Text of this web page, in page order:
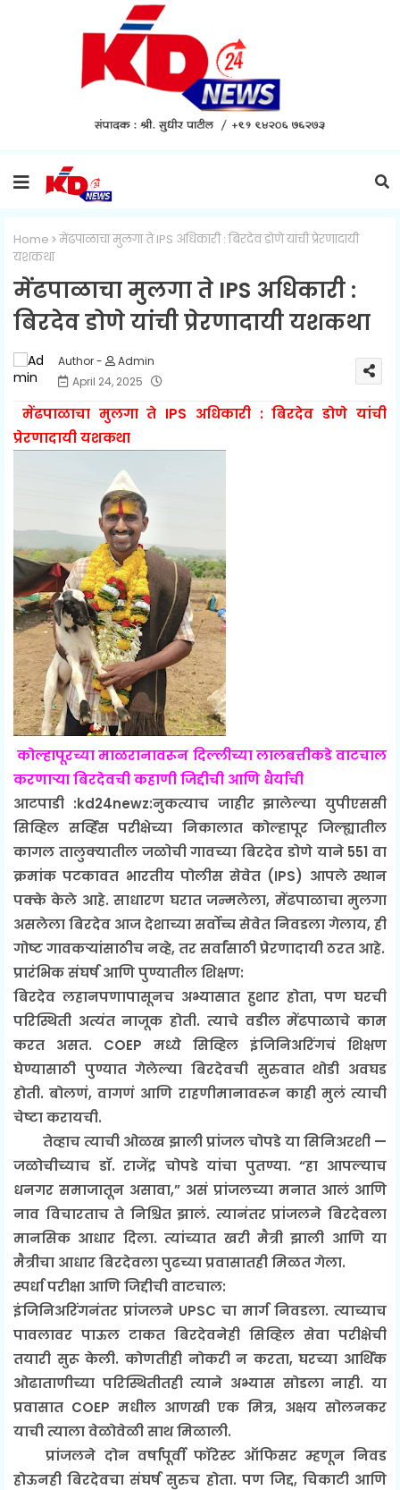
Home
मेंढपाळाचा मुलगा ते IPS अधिकारी : बिरदेव डोणे यांची प्रेरणादायी
यशकथा
मेंढपाळाचा मुलगा ते IPS अधिकारी :
बिरदेव डोणे यांची प्रेरणादायी यशकथा
Admin
April 24, 2025
मेंढपाळाचा मुलगा ते IPS अधिकारी : बिरदेव डोणे यांची
प्रेरणादायी यशकथा
कोल्हापूरच्या माळरानावरून दिल्लीच्या लालबत्तीकडे वाटचाल
करणाऱ्या बिरदेवची कहाणी जिद्दीची आणि धैर्याची
आटपाडी :kd24newz:नुकत्याच जाहीर झालेल्या युपीएससी
सिव्हिल सर्व्हिस परीक्षेच्या निकालात कोल्हापूर जिल्ह्यातील
कागल तालुक्यातील जळोची गावच्या बिरदेव डोणे याने 551 वा
क्रमांक पटकावत भारतीय पोलीस सेवेत (IPS) आपले स्थान
पक्के केले आहे. साधारण घरात जन्मलेला, मेंढपाळाचा मुलगा
असलेला बिरदेव आज देशाच्या सर्वोच्च सेवेत निवडला गेलाय, ही
गोष्ट गावकऱ्यांसाठीच नव्हे, तर सर्वांसाठी प्रेरणादायी ठरत आहे.
प्रारंभिक संघर्ष आणि पुण्यातील शिक्षण:
बिरदेव लहानपणापासूनच अभ्यासात हुशार होता, पण घरची
परिस्थिती अत्यंत नाजूक होती. त्याचे वडील मेंढपाळाचे काम
करत असत. COEP मध्ये सिव्हिल इंजिनिअरिंगचं शिक्षण
घेण्यासाठी पुण्यात गेलेल्या बिरदेवची सुरुवात थोडी अवघड
होती. बोलणं, वागणं आणि राहणीमानावरून काही मुलं त्याची
चेष्टा करायची.
तेव्हाच त्याची ओळख झाली प्रांजल चोपडे या सिनिअरशी —
जळोचीच्याच डॉ. राजेंद्र चोपडे यांचा पुतण्या. “हा आपल्याच
धनगर समाजातून असावा,” असं प्रांजलच्या मनात आलं आणि
नाव विचारताच ते निश्चित झालं. त्यानंतर प्रांजलने बिरदेवला
मानसिक आधार दिला. त्यांच्यात खरी मैत्री झाली आणि या
मैत्रीचा आधार बिरदेवला पुढच्या प्रवासातही मिळत गेला.
स्पर्धा परीक्षा आणि जिद्दीची वाटचाल:
इंजिनिअरिंगनंतर प्रांजलने UPSC चा मार्ग निवडला. त्याच्याच
पावलावर पाऊल टाकत बिरदेवनेही सिव्हिल सेवा परीक्षेची
तयारी सुरू केली. कोणतीही नोकरी न करता, घरच्या आर्थिक
ओढाताणीच्या परिस्थितीतही त्याने अभ्यास सोडला नाही. या
प्रवासात COEP मधील आणखी एक मित्र, अक्षय सोलनकर
याची त्याला वेळोवेळी साथ मिळाली.
प्रांजलने दोन वर्षांपूर्वी फॉरेस्ट ऑफिसर म्हणून निवड
होऊनही बिरदेवचा संघर्ष सुरुच होता. पण जिद्द, चिकाटी आणि